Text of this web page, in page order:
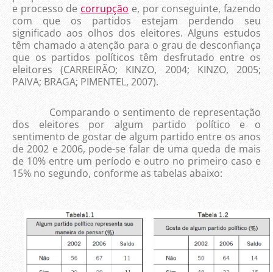
e processo decorrupção e, por conseguinte, fazendo
com que os partidos estejam perdendo seu
significado aos olhos dos eleitores. Alguns estudos
têm chamado a atenção para o grau de desconfiança
que os partidos políticos têm desfrutado entre os
eleitores (CARREIRÃO; KINZO, 2004; KINZO, 2005;
PAIVA; BRAGA; PIMENTEL, 2007).
Comparando o sentimento de representação
dos eleitores por algum partido político e o
sentimento de gostar de algum partido entre os anos
de 2002 e 2006, pode-se falar de uma queda de mais
de 10% entre um período e outro no primeiro caso e
15% no segundo, conforme as tabelas abaixo: